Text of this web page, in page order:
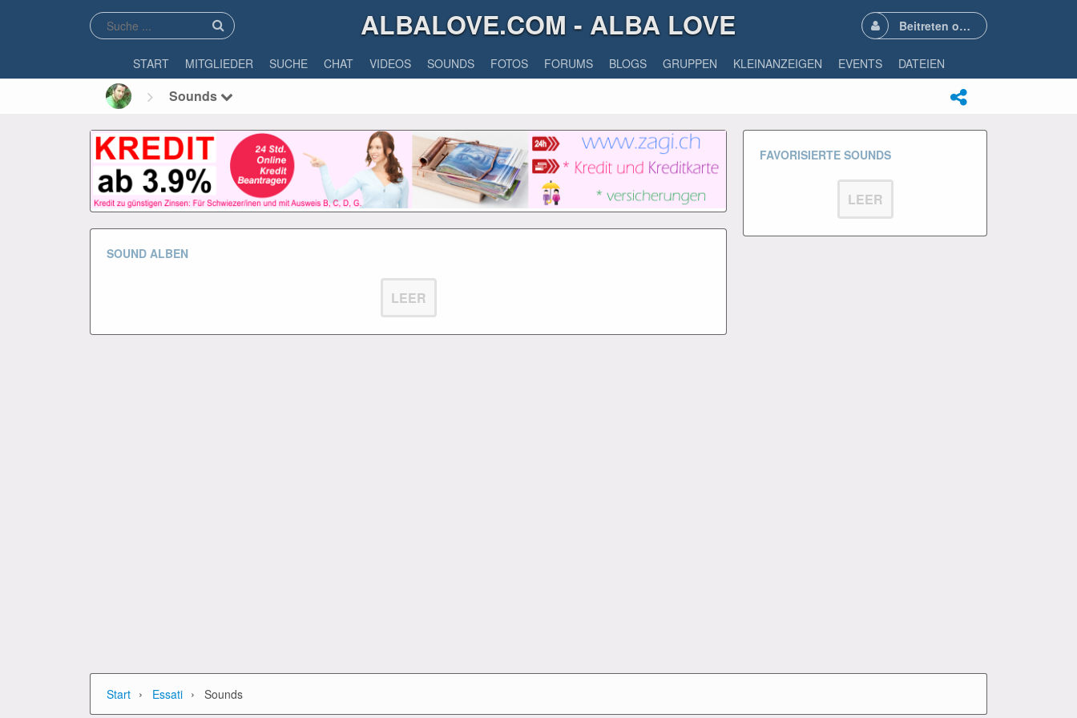
ALBALOVE.COM - ALBA LOVE Beitreten oder Anmelden
START MITGLIEDER SUCHE CHAT VIDEOS SOUNDS FOTOS FORUMS BLOGS GRUPPEN KLEINANZEIGEN EVENTS DATEIEN
Sounds
SOUND ALBEN
LEER
FAVORISIERTE SOUNDS
LEER
Start › Essati › Sounds